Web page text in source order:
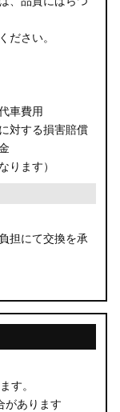
ださい。
車費用
対する損害賠償
ります）
担にて交換を承
す。
があります